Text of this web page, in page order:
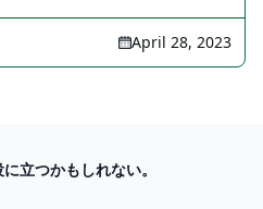
April 28, 2023
立つかもしれない。